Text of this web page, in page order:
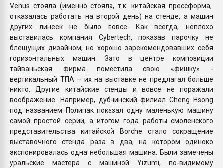
Venus стояла (именно стояла, т.к. китайская прессформа,
отказалась работать на второй день) на стенде, а машин
других линеек не было вовсе. Как всегда, неплохо
выставилась компания Cybertech, показав парочку не
блещущих дизайном, но хорошо зарекомендовавших себя
горизонтальных машин. Зато в центре композиции
тайваньская фирма поместила свою «фишку» -
вертикальный ТПА – их на выставке не предлагал больше
никто. Другие китайские стенды и вовсе не поражали
воображение. Например, дубнинский филиал Cheng Hsong
под названием Полипак показал одну маленькую машину
самой простой серии, а итогом года работы смоленского
представительства китайской Borche стало сокращение
выставочного стенда раза в два, на котором одиноко
экспонировалась одна небольшая машина. Были замечены
уральские мастера с машиной Yizumi, по-видимому